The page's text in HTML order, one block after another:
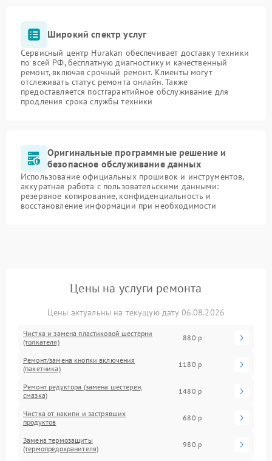
Широкий спектр услуг
Сервисный центр Hurakan обеспечивает доставку техники
по всей РФ, бесплатную диагностику и качественный
ремонт, включая срочный ремонт. Клиенты могут
отслеживать статус ремонта онлайн. Также
предоставляется постгарантийное обслуживание для
продления срока службы техники
Оригинальные программные решение и
безопасное обслуживание данных
Использование официальных прошивок и инструментов,
аккуратная работа с пользовательскими данными:
резервное копирование, конфиденциальность и
восстановление информации при необходимости
Цены на услуги ремонта
Цены актуальны на текущую дату 06.08.2026
Чистка и замена пластиковой шестерни
(толкателя)
880 р
Ремонт/замена кнопки включения
(пакетника)
1180 р
Ремонт редуктора (замена шестерен,
смазка)
1480 р
Чистка от накипи и застрявших
продуктов
680 р
Замена термозащиты
(термопредохранителя)
980 р